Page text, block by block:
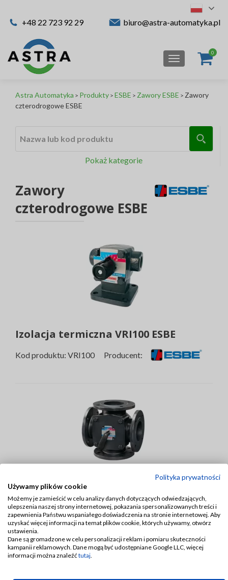
+48 22 723 92 29 biuro@astra-automatyka.pl
TOGGLE
Astra Automatyka > Produkty > ESBE > Zawory ESBE > Zawory
czterodrogowe ESBE
Pokaż kategorie
Zawory
czterodrogowe ESBE
Izolacja termiczna VRI100 ESBE
Kod produktu: VRI100 Producent:
4-drogowe zawory mieszające 4F ESBE
Kod produktu: 4F Producent:
Polityka prywatności
Używamy plików cookie
Możemy je zamieścić w celu analizy danych dotyczących odwiedzających,
ulepszenia naszej strony internetowej, pokazania spersonalizowanych treści i
zapewnienia Państwu wspaniałego doświadczenia na stronie internetowej. Aby
uzyskać więcej informacji na temat plików cookie, których używamy, otwórz
ustawienia.
Dane są gromadzone w celu personalizacji reklam i pomiaru skuteczności
kampanii reklamowych. Dane mogą być udostępniane Google LLC, więcej
informacji można znaleźć tutaj